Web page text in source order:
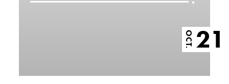
OCT. 21